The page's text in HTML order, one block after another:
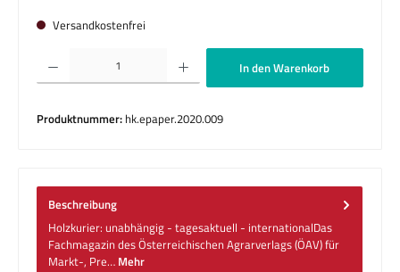
Versandkostenfrei
Produkt Anzahl: Gib den gewünschten Wert ein oder benutze die Schaltflächen um
In den Warenkorb
Produktnummer: hk.epaper.2020.009
Beschreibung
Holzkurier: unabhängig - tagesaktuell - internationalDas
Fachmagazin des Österreichischen Agrarverlags (ÖAV) für
Markt-, Pre… Mehr